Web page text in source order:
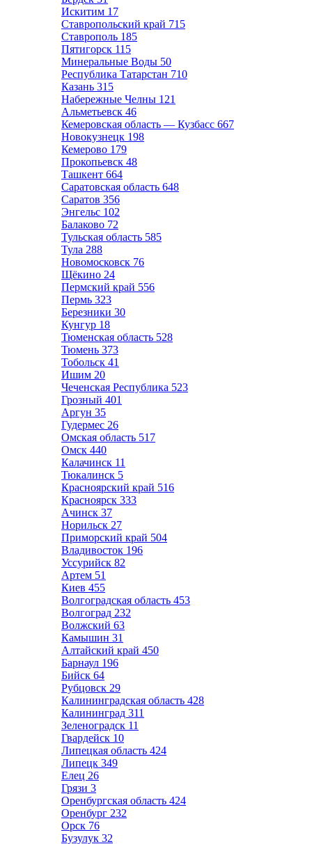
Искитим 17
Ставропольский край 715
Ставрополь 185
Пятигорск 115
Минеральные Воды 50
Республика Татарстан 710
Казань 315
Набережные Челны 121
Альметьевск 46
Кемеровская область — Кузбасс 667
Новокузнецк 198
Кемерово 179
Прокопьевск 48
Ташкент 664
Саратовская область 648
Саратов 356
Энгельс 102
Балаково 72
Тульская область 585
Тула 288
Новомосковск 76
Щёкино 24
Пермский край 556
Пермь 323
Березники 30
Кунгур 18
Тюменская область 528
Тюмень 373
Тобольск 41
Ишим 20
Чеченская Республика 523
Грозный 401
Аргун 35
Гудермес 26
Омская область 517
Омск 440
Калачинск 11
Тюкалинск 5
Красноярский край 516
Красноярск 333
Ачинск 37
Норильск 27
Приморский край 504
Владивосток 196
Уссурийск 82
Артем 51
Киев 455
Волгоградская область 453
Волгоград 232
Волжский 63
Камышин 31
Алтайский край 450
Барнаул 196
Бийск 64
Рубцовск 29
Калининградская область 428
Калининград 311
Зеленоградск 11
Гвардейск 10
Липецкая область 424
Липецк 349
Елец 26
Грязи 3
Оренбургская область 424
Оренбург 232
Орск 76
Бузулук 32